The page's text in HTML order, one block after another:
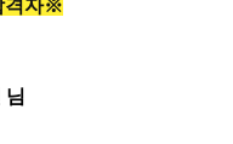
격자※
님